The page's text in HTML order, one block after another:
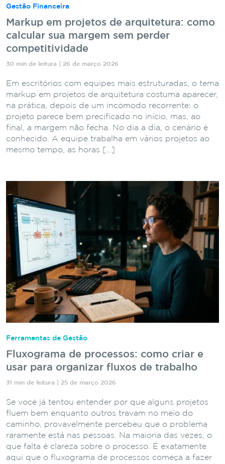
Gestão Financeira
Markup em projetos de arquitetura: como
calcular sua margem sem perder
competitividade
30 min de leitura | 26 de março 2026
Em escritórios com equipes mais estruturadas, o tema
markup em projetos de arquitetura costuma aparecer,
na prática, depois de um incômodo recorrente: o
projeto parece bem precificado no início, mas, ao
final, a margem não fecha. No dia a dia, o cenário é
conhecido. A equipe trabalha em vários projetos ao
mesmo tempo, as horas […]
Ferramentas de Gestão
Fluxograma de processos: como criar e
usar para organizar fluxos de trabalho
31 min de leitura | 25 de março 2026
Se você já tentou entender por que alguns projetos
fluem bem enquanto outros travam no meio do
caminho, provavelmente percebeu que o problema
raramente está nas pessoas. Na maioria das vezes, o
que falta é clareza sobre o processo. É exatamente
aqui que o fluxograma de processos começa a fazer